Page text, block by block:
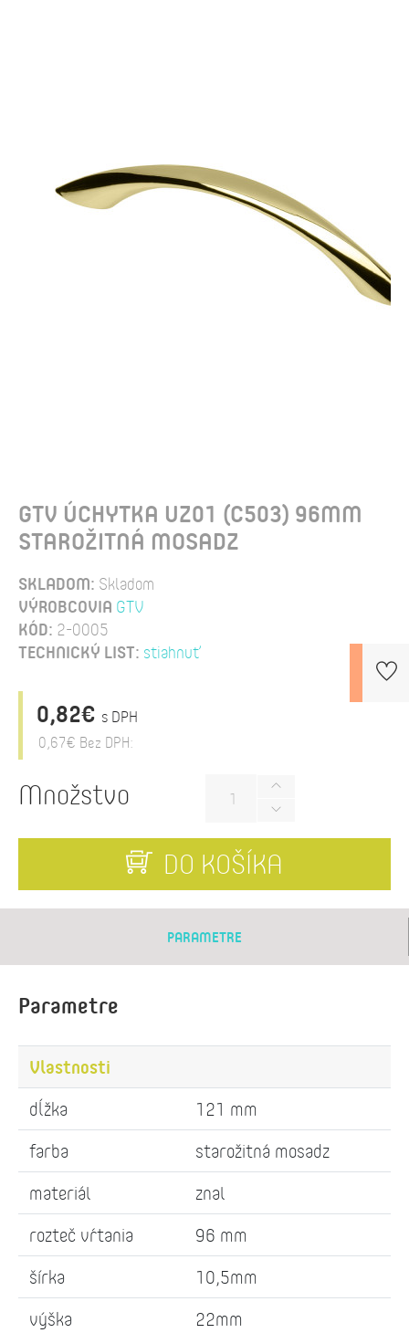
GTV ÚCHYTKA UZ01 (C503) 96MM
STAROŽITNÁ MOSADZ
SKLADOM: Skladom
VÝROBCOVIA GTV
KÓD: 2-0005
TECHNICKÝ LIST: stiahnuť
0,82€ s DPH
0,67€ Bez DPH:
Množstvo
DO KOŠÍKA
PARAMETRE
Parametre
Vlastnosti
dĺžka
121 mm
farba
starožitná mosadz
materiál
znal
rozteč vŕtania
96 mm
šírka
10,5mm
výška
22mm